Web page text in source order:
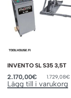
INVENTO SL S35 3,5T
2.170,00€ 1.729,08€
Lägg till i varukorg